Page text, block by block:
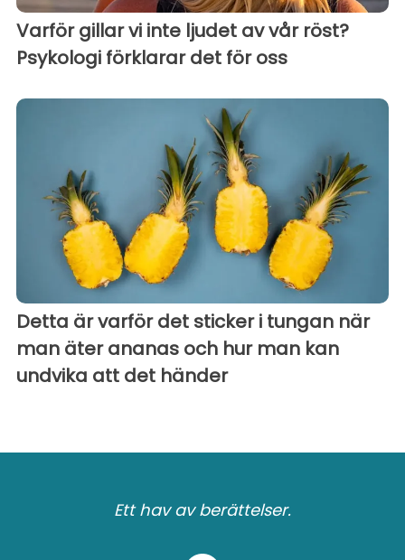
Varför gillar vi inte ljudet av vår röst?
Psykologi förklarar det för oss
Detta är varför det sticker i tungan när
man äter ananas och hur man kan
undvika att det händer
Ett hav av berättelser.